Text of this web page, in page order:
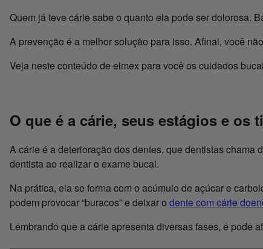
Quem já teve cárie sabe o quanto ela pode ser dolorosa.
A prevenção é a melhor solução para isso. Afinal, você
Veja neste conteúdo de elmex para você os cuidados
O que é a cárie, seus estágios e os
A cárie é a deterioração dos dentes, que dentistas
dentista ao realizar o exame bucal.
Na prática, ela se forma com o acúmulo de açúcar e
podem provocar “buracos” e deixar o dente com cárie
Lembrando que a cárie apresenta diversas fases, e pode